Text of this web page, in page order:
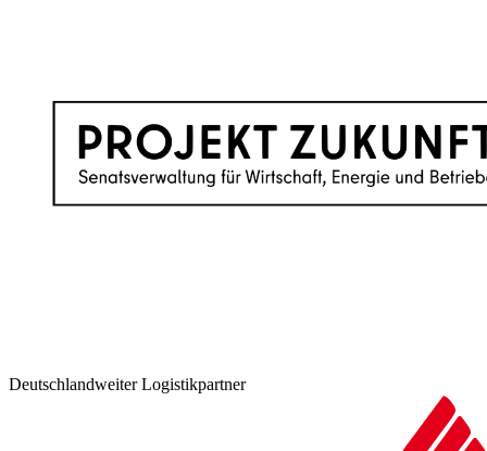
Deutschlandweiter Logistikpartner